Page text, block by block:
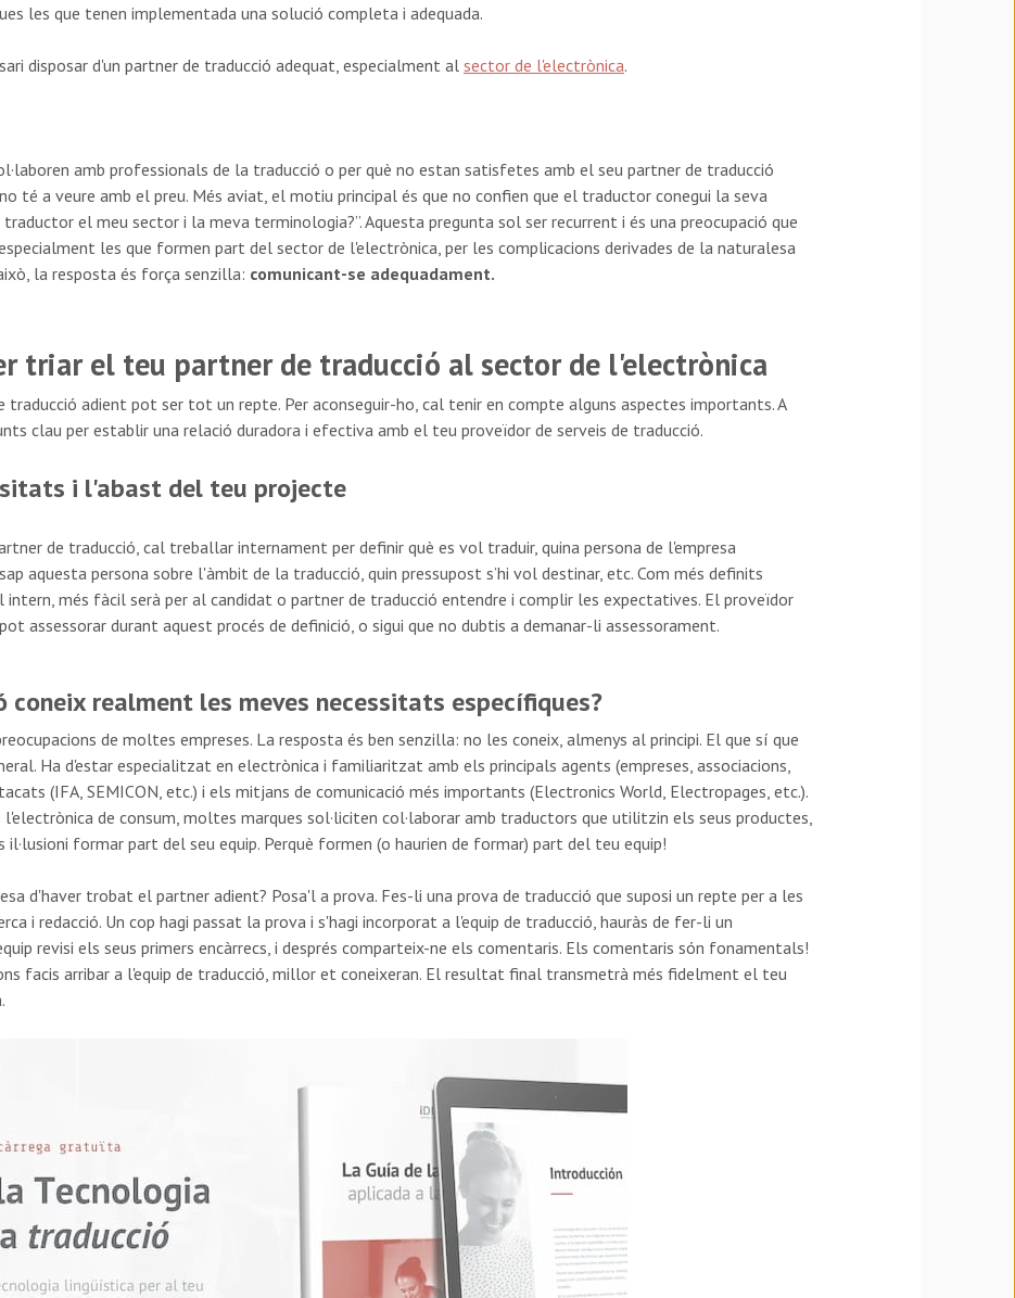
les que tenen implementada una solució completa i adequada.
disposar d'un partner de traducció adequat, especialment al sector de l'electrònica.
amb professionals de la traducció o per què no estan satisfetes amb el seu partner de traducció
té a veure amb el preu. Més aviat, el motiu principal és que no confien que el traductor conegui la seva
el meu sector i la meva terminologia?”. Aquesta pregunta sol ser recurrent i és una preocupació que
les que formen part del sector de l'electrònica, per les complicacions derivades de la naturalesa
la resposta és força senzilla: comunicant-se adequadament.
triar el teu partner de traducció al sector de l'electrònica
adient pot ser tot un repte. Per aconseguir-ho, cal tenir en compte alguns aspectes importants. A
clau per establir una relació duradora i efectiva amb el teu proveïdor de serveis de traducció.
i l'abast del teu projecte
de traducció, cal treballar internament per definir què es vol traduir, quina persona de l'empresa
aquesta persona sobre l'àmbit de la traducció, quin pressupost s’hi vol destinar, etc. Com més definits
més fàcil serà per al candidat o partner de traducció entendre i complir les expectatives. El proveïdor
assessorar durant aquest procés de definició, o sigui que no dubtis a demanar-li assessorament.
coneix realment les meves necessitats específiques?
de moltes empreses. La resposta és ben senzilla: no les coneix, almenys al principi. El que sí que
Ha d'estar especialitzat en electrònica i familiaritzat amb els principals agents (empreses, associacions,
(IFA, SEMICON, etc.) i els mitjans de comunicació més importants (Electronics World, Electropages, etc.).
de consum, moltes marques sol·liciten col·laborar amb traductors que utilitzin els seus productes,
il·lusioni formar part del seu equip. Perquè formen (o haurien de formar) part del teu equip!
d'haver trobat el partner adient? Posa'l a prova. Fes-li una prova de traducció que suposi un repte per a les
i redacció. Un cop hagi passat la prova i s'hagi incorporat a l'equip de traducció, hauràs de fer-li un
revisi els seus primers encàrrecs, i després comparteix-ne els comentaris. Els comentaris són fonamentals!
facis arribar a l'equip de traducció, millor et coneixeran. El resultat final transmetrà més fidelment el teu